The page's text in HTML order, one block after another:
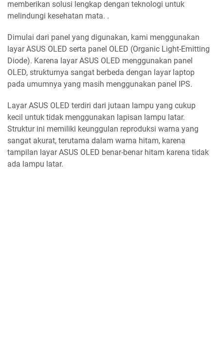
memberikan solusi lengkap dengan teknologi untuk
melindungi kesehatan mata. .
Dimulai dari panel yang digunakan, kami menggunakan
layar ASUS OLED serta panel OLED (Organic Light-Emitting
Diode). Karena layar ASUS OLED menggunakan panel
OLED, strukturnya sangat berbeda dengan layar laptop
pada umumnya yang masih menggunakan panel IPS.
Layar ASUS OLED terdiri dari jutaan lampu yang cukup
kecil untuk tidak menggunakan lapisan lampu latar.
Struktur ini memiliki keunggulan reproduksi warna yang
sangat akurat, terutama dalam warna hitam, karena
tampilan layar ASUS OLED benar-benar hitam karena tidak
ada lampu latar.